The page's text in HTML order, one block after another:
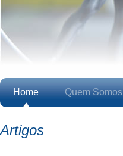
Home Quem Somos
Artigos